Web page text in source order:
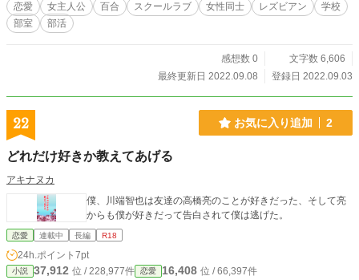
恋愛 女主人公 百合 スクールラブ 女性同士 レズビアン
学校
部室
部活
感想数 0
文字数 6,606
最終更新日 2022.09.08
登録日 2022.09.03
22 お気に入り追加 2
どれだけ好きか教えてあげる
アキナヌカ
僕、川端智也は友達の高橋亮のことが好きだった、そして亮
からも僕が好きだって告白されて僕は逃げた。
恋愛 連載中 長編 R18
24h.ポイント 7pt
小説 37,912 位 / 228,977件 恋愛 16,408 位 / 66,397件